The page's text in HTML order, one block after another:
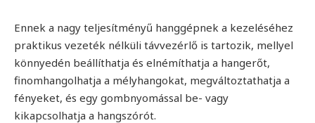
Ennek a nagy teljesítményű hanggépnek a kezeléséhez
praktikus vezeték nélküli távvezérlő is tartozik, mellyel
könnyedén beállíthatja és elnémíthatja a hangerőt,
finomhangolhatja a mélyhangokat, megváltoztathatja a
fényeket, és egy gombnyomással be- vagy
kikapcsolhatja a hangszórót.